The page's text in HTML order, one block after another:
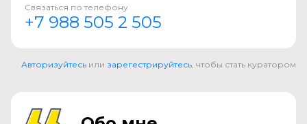
Связаться по телефону
+7 988 505 2 505
Авторизуйтесь или зарегестрируйтесь , чтобы стать куратором